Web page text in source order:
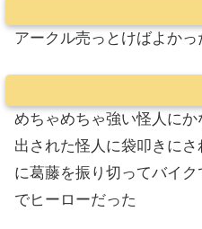
アークル売っとけばよかっ
めちゃめちゃ強い怪人に
出された怪人に袋叩きに
に葛藤を振り切ってバイ
でヒーローだった